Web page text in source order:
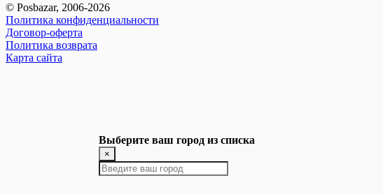
© Posbazar, 2006-2026
Политика конфиденциальности
Договор-оферта
Политика возврата
Карта сайта
Выберите ваш город из списка
×